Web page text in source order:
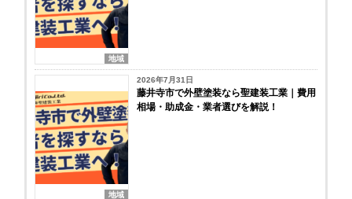
地域
地域
2026年7月31日
藤井寺市で外壁塗装なら聖建装工業｜費用
相場・助成金・業者選びを解説！